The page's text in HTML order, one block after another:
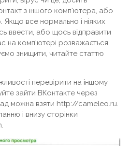
з іншого комп'ютера, або
все нормально і ніяких
ввести, або щось відправити
на комп'ютері розважається
знищити, читайте статтю
перевірити на іншому
зайти ВКонтакте через
можна взяти http://cameleo.ru.
і внизу сторінки